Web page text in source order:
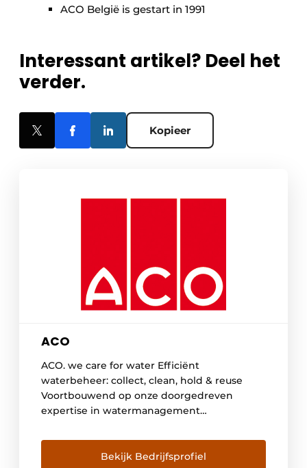
ACO België is gestart in 1991
Interessant artikel? Deel het
verder.
Kopieer
ACO
ACO. we care for water Efficiënt
waterbeheer: collect, clean, hold & reuse
Voortbouwend op onze doorgedreven
expertise in watermanagement
tegen water. Toch voelen wij het steeds
meer als onze taak om ook water te
Bekijk Bedrijfsprofiel